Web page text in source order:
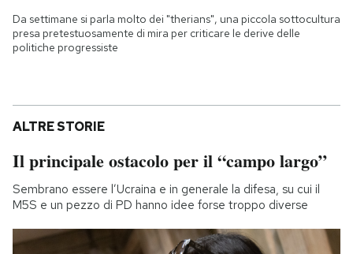
Da settimane si parla molto dei "therians", una piccola sottocultura
presa pretestuosamente di mira per criticare le derive delle
politiche progressiste
ALTRE STORIE
Il principale ostacolo per il “campo largo”
Sembrano essere l’Ucraina e in generale la difesa, su cui il
M5S e un pezzo di PD hanno idee forse troppo diverse